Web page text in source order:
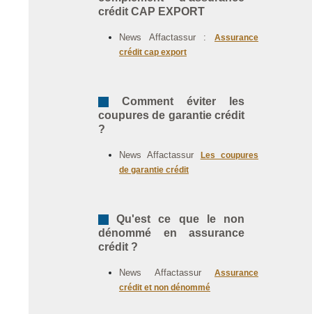
crédit CAP EXPORT
News Affactassur : Assurance
crédit cap export
Comment éviter les
coupures de garantie crédit
?
News Affactassur
Les coupures
de garantie crédit
Qu'est ce que le non
dénommé en assurance
crédit ?
News Affactassur Assurance
crédit et non dénommé